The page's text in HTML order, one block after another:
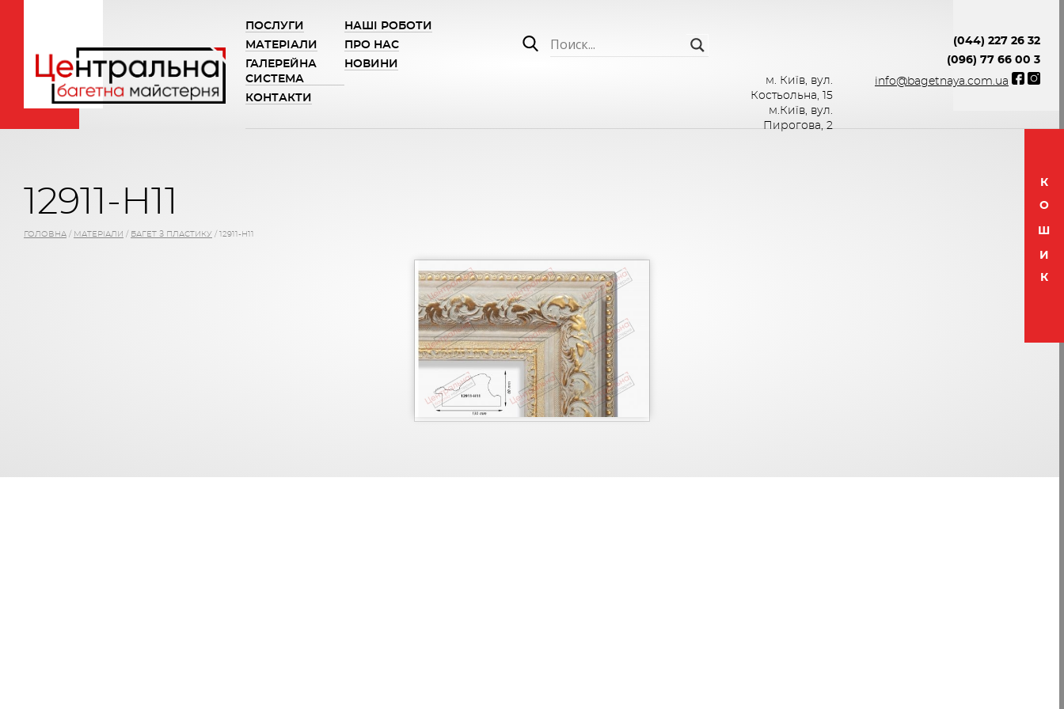
ПОСЛУГИ
НАШІ РОБОТИ
МАТЕРІАЛИ
ПРО НАС
ГАЛЕРЕЙНА
СИСТЕМА
НОВИНИ
КОНТАКТИ
м. Київ, вул.
Костьольна, 15
м.Київ, вул.
Пирогова, 2
(044) 227 26 32
(096) 77 66 00 3
info@bagetnaya.com.ua
12911-H11
ГОЛОВНА / МАТЕРІАЛИ / БАГЕТ З ПЛАСТИКУ / 12911-H11
К
О
Ш
И
К